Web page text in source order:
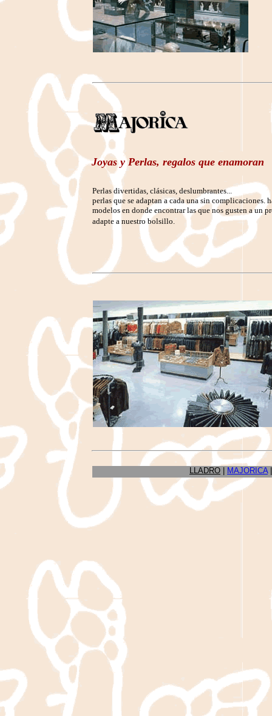
Joyas y Perlas, regalos que enamoran
Perlas divertidas, clásicas, deslumbrantes...
perlas que se adaptan a cada una sin complicaciones.
modelos en donde encontrar las que nos gusten a un
adapte a nuestro bolsillo.
LLADRO MAJORICA